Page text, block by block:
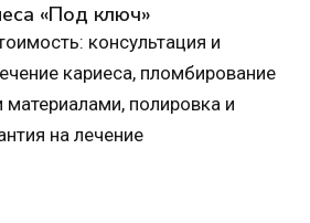
«Под ключ»
консультация и
кариеса, пломбирование
полировка и
на лечение